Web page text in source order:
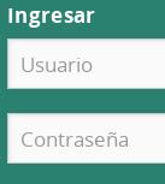
Ingresar